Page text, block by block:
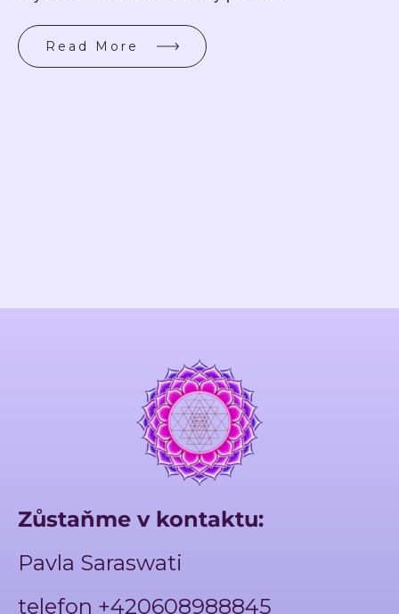
Read More
Zůstaňme v kontaktu:
Pavla Saraswati
telefon +420608988845